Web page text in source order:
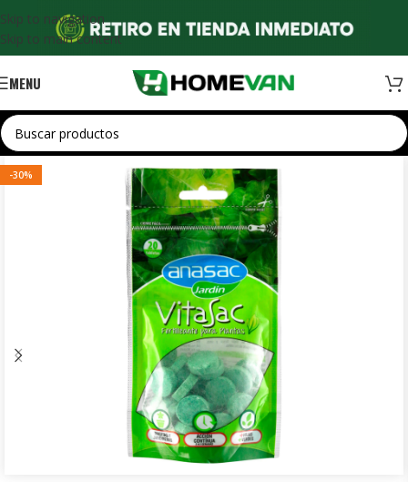
Skip to navigation
Skip to main content
MENU
-30%